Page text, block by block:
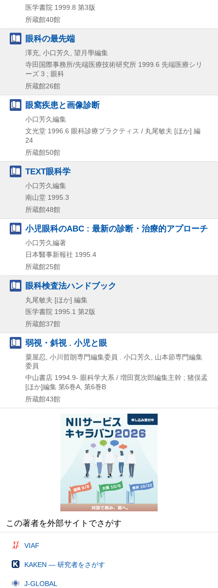
医学書院 1999.8 第3版
所蔵館40館
眼科の最先端
澤充, 小口芳久, 望月學編集
寺田国際事務所/先端医療技術研究所 1999.6 先端医療シリ
ーズ 3 ; 眼科
所蔵館26館
眼窩疾患と画像診断
小口芳久編集
文光堂 1996.6 眼科診療プラクティス / 丸尾敏夫 [ほか] 編
24
所蔵館50館
TEXT眼科学
小口芳久編集
南山堂 1995.3
所蔵館48館
小児眼科のABC : 最新の診断・治療的アプローチ
小口芳久編著
日本醫事新報社 1995.4
所蔵館25館
眼科検査法ハンドブック
丸尾敏夫 [ほか] 編集
医学書院 1995.1 第2版
所蔵館37館
弱視・斜視 . 小児と眼
粟屋忍, 小川哲朗専門編集委員 . 小口芳久, 山本節専門編集
委員
中山書店 1994.9- 眼科学大系 / 増田寛次郎編集主幹 ; 猪俣孟
[ほか]編集 第6巻A, 第6巻B
所蔵館43館
この著者を外部サイトでさがす
VIAF
KAKEN — 研究者をさがす
J-GLOBAL